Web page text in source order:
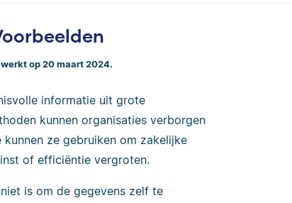
op 20 maart 2024.
informatie uit grote
kunnen organisaties verborgen
ze gebruiken om zakelijke
of efficiëntie vergroten.
is om de gegevens zelf te